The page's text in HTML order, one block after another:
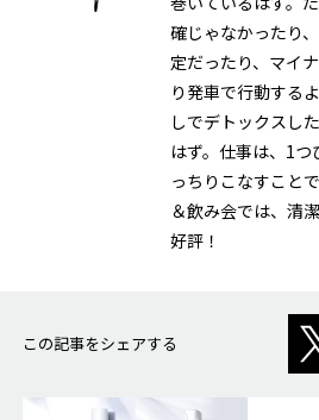
確じゃなかったり
定だったり、マイ
り発車で行動する
しでデトックスし
はず。仕事は、1
っちりこなすこと
＆飲み会では、清
好評！
この記事をシェアする